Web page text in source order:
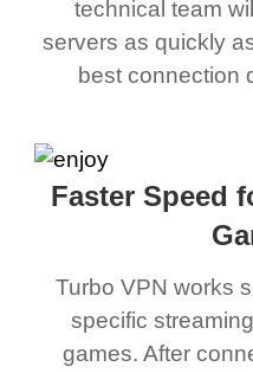
technical team
servers as quickly
best connection
Faster Speed
Turbo VPN works
specific
games. After